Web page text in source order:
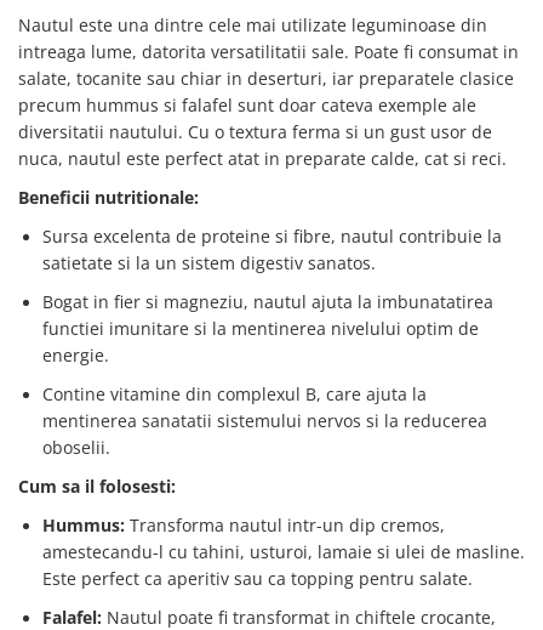
Nautul este una dintre cele mai utilizate leguminoase din
intreaga lume, datorita versatilitatii sale. Poate fi consumat in
salate, tocanite sau chiar in deserturi, iar preparatele clasice
precum hummus si falafel sunt doar cateva exemple ale
diversitatii nautului. Cu o textura ferma si un gust usor de
nuca, nautul este perfect atat in preparate calde, cat si reci.
Beneficii nutritionale:
Sursa excelenta de proteine si fibre, nautul contribuie la
satietate si la un sistem digestiv sanatos.
Bogat in fier si magneziu, nautul ajuta la imbunatatirea
functiei imunitare si la mentinerea nivelului optim de
energie.
Contine vitamine din complexul B, care ajuta la
mentinerea sanatatii sistemului nervos si la reducerea
oboselii.
Cum sa il folosesti:
Hummus: Transforma nautul intr-un dip cremos,
amestecandu-l cu tahini, usturoi, lamaie si ulei de masline.
Este perfect ca aperitiv sau ca topping pentru salate.
Falafel: Nautul poate fi transformat in chiftele crocante,